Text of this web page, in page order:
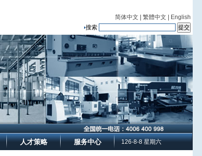
简体中文 繁體中文
English
搜索
人才策略 服务中心 126-8-8 星期六